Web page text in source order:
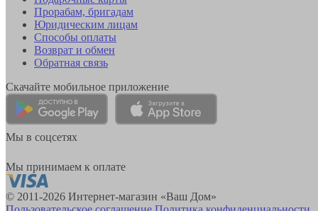
Прорабам, бригадам
Юридическим лицам
Способы оплаты
Возврат и обмен
Обратная связь
Скачайте мобильное приложение
Мы в соцсетях
Мы принимаем к оплате
© 2011-2026 Интернет-магазин «Ваш Дом»